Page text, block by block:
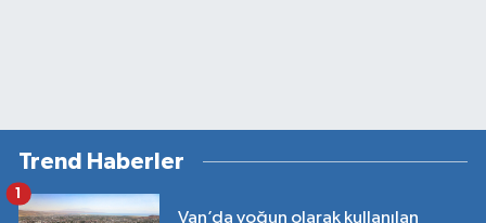
Trend Haberler
Van’da yoğun olarak kullanılan
1